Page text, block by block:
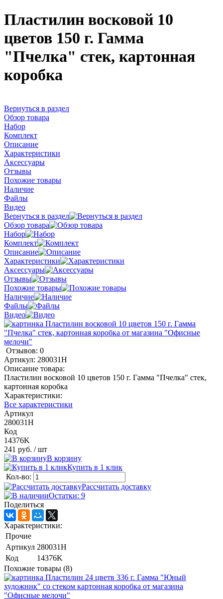
Пластилин восковой 10
цветов 150 г. Гамма
"Пчелка" стек, картонная
коробка
Вернуться в раздел
Обзор товара
Набор
Комплект
Описание
Характеристики
Аксессуары
Отзывы
Похожие товары
Наличие
Файлы
Видео
Вернуться в раздел
Обзор товара
Набор
Комплект
Описание
Характеристики
Аксессуары
Отзывы
Похожие товары
Наличие
Файлы
Видео
Отзывов: 0
Артикул: 280031Н
Описание товара:
Пластилин восковой 10 цветов 150 г. Гамма "Пчелка" стек,
картонная коробка
Характеристики:
Все характеристики
Артикул
280031Н
Код
14376K
241 руб. / шт
В корзину
Купить в 1 клик
Кол-во:
Рассчитать доставку
Остатки: 9
Поделиться
Характеристики:
Прочие
Артикул 280031Н
Код
14376K
Похожие товары (8)